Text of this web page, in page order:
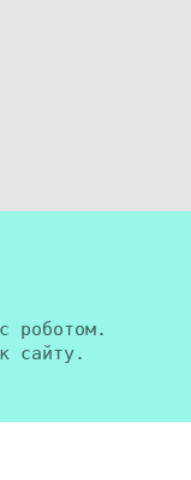
роботом.
сайту.